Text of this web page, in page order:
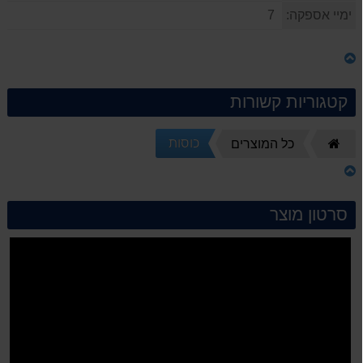
ימיי אספקה:
קטגוריות קשורות
כל המוצרים כוסות
סרטון מוצר